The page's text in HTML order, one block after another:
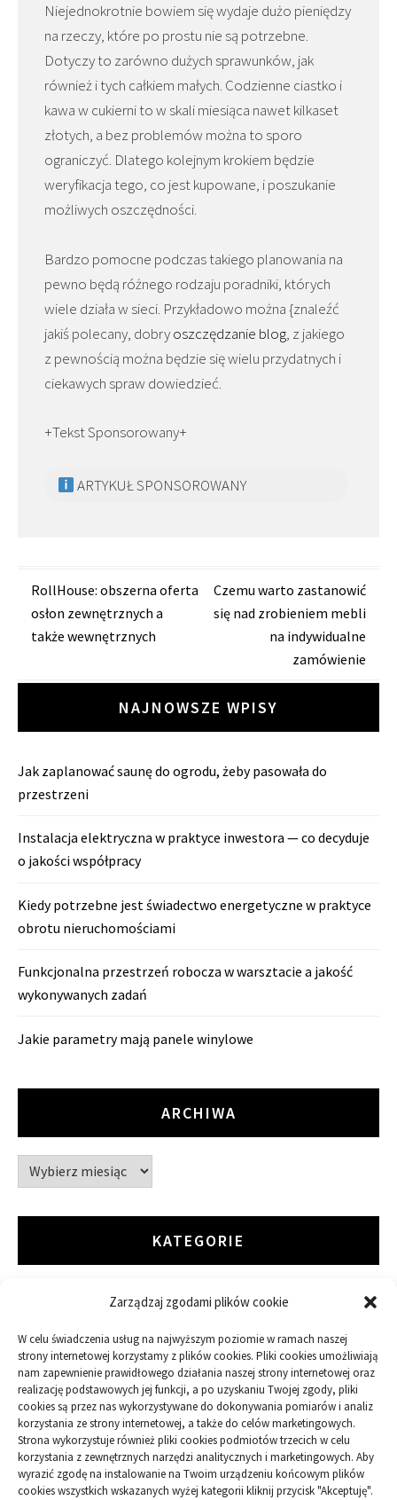
Zarządzaj zgodami plików cookie
W celu świadczenia usług na najwyższym poziomie w ramach naszej
strony internetowej korzystamy z plików cookies. Pliki cookies umożliwiają
nam zapewnienie prawidłowego działania naszej strony internetowej oraz
realizację podstawowych jej funkcji, a po uzyskaniu Twojej zgody, pliki
cookies są przez nas wykorzystywane do dokonywania pomiarów i analiz
korzystania ze strony internetowej, a także do celów marketingowych.
Strona wykorzystuje również pliki cookies podmiotów trzecich w celu
korzystania z zewnętrznych narzędzi analitycznych i marketingowych. Aby
wyrazić zgodę na instalowanie na Twoim urządzeniu końcowym plików
cookies wszystkich wskazanych wyżej kategorii kliknij przycisk "Akceptuję".
Niejednokrotnie bowiem się wydaje dużo pieniędzy
na rzeczy, które po prostu nie są potrzebne.
Dotyczy to zarówno dużych sprawunków, jak
również i tych całkiem małych. Codzienne ciastko i
kawa w cukierni to w skali miesiąca nawet kilkaset
złotych, a bez problemów można to sporo
ograniczyć. Dlatego kolejnym krokiem będzie
weryfikacja tego, co jest kupowane, i poszukanie
możliwych oszczędności.
Bardzo pomocne podczas takiego planowania na
pewno będą różnego rodzaju poradniki, których
wiele działa w sieci. Przykładowo można {znaleźć
jakiś polecany, dobryoszczędzanie blog, z jakiego
z pewnością można będzie się wielu przydatnych i
ciekawych spraw dowiedzieć.
+Tekst Sponsorowany+
ARTYKUŁ SPONSOROWANY
Zobacz
wpisy
RollHouse: obszerna oferta
osłon zewnętrznych a
także wewnętrznych
Czemu warto zastanowić
się nad zrobieniem mebli
na indywidualne
zamówienie
NAJNOWSZE WPISY
Jak zaplanować saunę do ogrodu, żeby pasowała do
przestrzeni
Instalacja elektryczna w praktyce inwestora — co decyduje
o jakości współpracy
Kiedy potrzebne jest świadectwo energetyczne w praktyce
obrotu nieruchomościami
Funkcjonalna przestrzeń robocza w warsztacie a jakość
wykonywanych zadań
Jakie parametry mają panele winylowe
ARCHIWA
Archiwa
KATEGORIE
ARTYKUŁ SPONSOROWANY
Budowa
Dom
Ogród
Przemysł